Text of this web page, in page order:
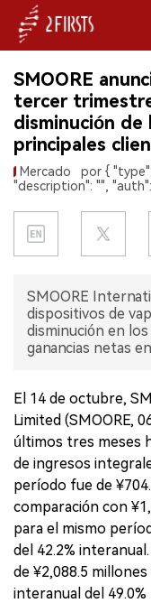
INICIO
EMPRESA
PRODUCTO
REGULACIÓN
DATOS
EXPOSICIÓN
ENTREVISTA
SMOORE
tercer
disminución de
principales
Mercado
por {
"description": "",
SMOORE
dispositivos de
disminución en
ganancias netas
El 14 de octubre,
Limited (SMOORE,
últimos tres meses
de ingresos
período fue de
comparación con
para el mismo
del 42.2%
de ¥2,088.5
interanual del